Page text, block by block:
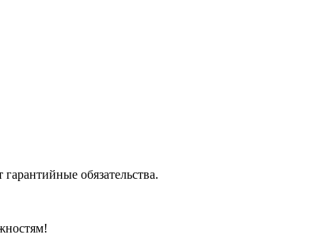
обязательства.